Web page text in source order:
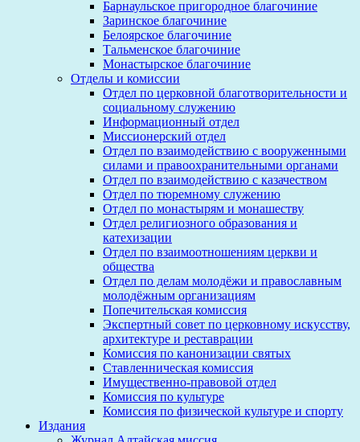
Барнаульское пригородное благочиние
Заринское благочиние
Белоярское благочиние
Тальменское благочиние
Монастырское благочиние
Отделы и комиссии
Отдел по церковной благотворительности и
социальному служению
Информационный отдел
Миссионерский отдел
Отдел по взаимодействию с вооруженными
силами и правоохранительными органами
Отдел по взаимодействию с казачеством
Отдел по тюремному служению
Отдел по монастырям и монашеству
Отдел религиозного образования и
катехизации
Отдел по взаимоотношениям церкви и
общества
Отдел по делам молодёжи и православным
молодёжным организациям
Попечительская комиссия
Экспертный совет по церковному искусству,
архитектуре и реставрации
Комиссия по канонизации святых
Ставленническая комиссия
Имущественно-правовой отдел
Комиссия по культуре
Комиссия по физической культуре и спорту
Издания